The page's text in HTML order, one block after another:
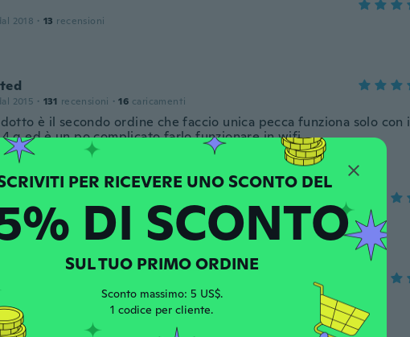
2018 · 13 recensioni
2015 · 131 recensioni · 16 caricamenti
è il secondo ordine che faccio unica pecca funziona solo con i
g ed è un po complicato farlo funzionare in wifi
2013 · 15
recensioni
2019 recensioni · 2 caricamenti
ISCRIVITI PER RICEVERE UNO SCONTO DEL
DI SCONTO
SUL TUO PRIMO ORDINE
Sconto massimo: 5 US$.
1 codice per cliente.